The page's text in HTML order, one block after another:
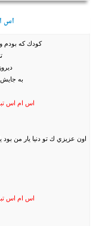
اس
كودك كه بودم
به جايش
اس ام اس
اون عزيزي ك تو دنيا يار من بود
اس ام اس